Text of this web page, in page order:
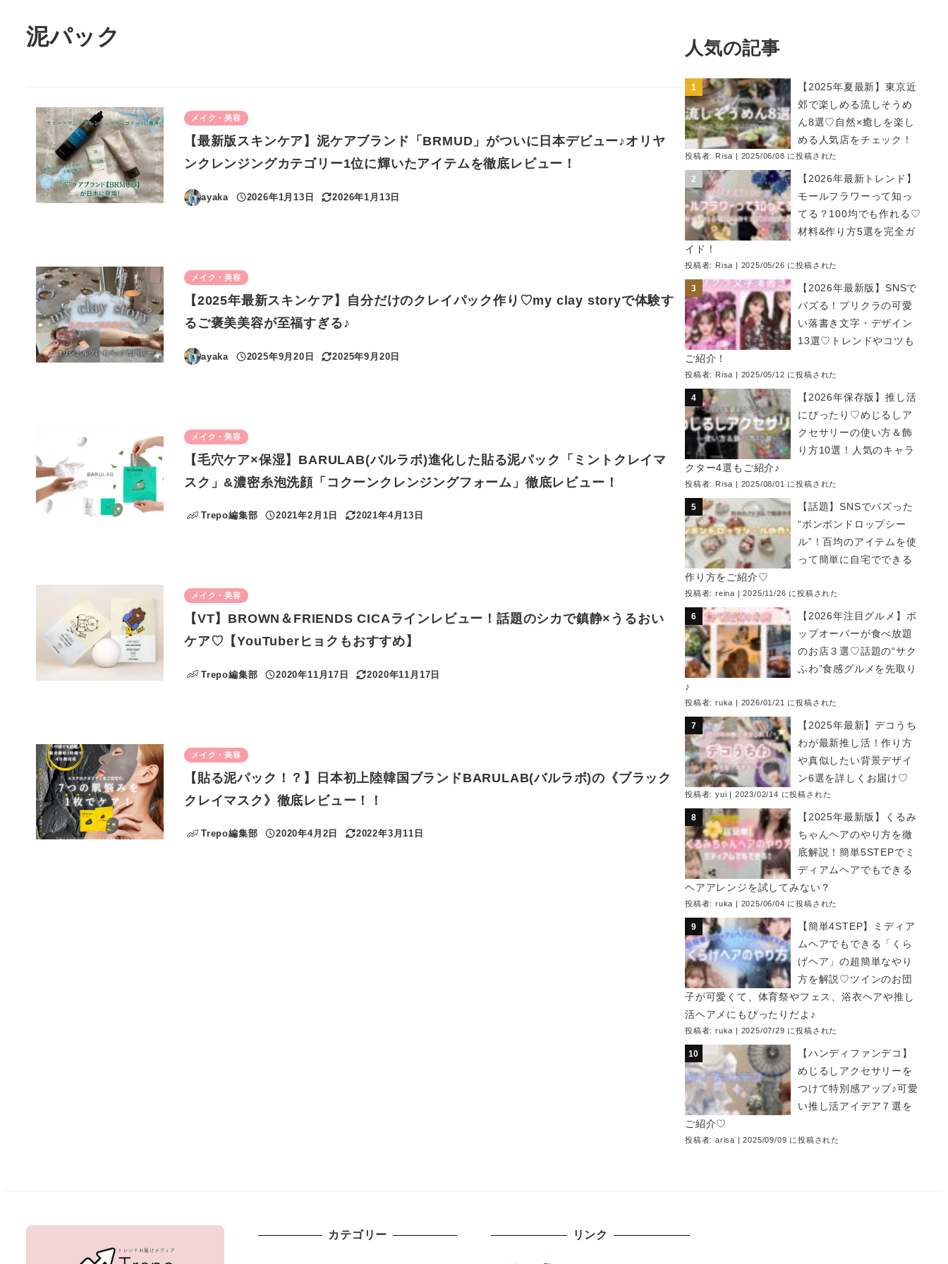
泥パック
メイク・美容
【最新版スキンケア】泥ケアブランド「BRMUD」がついに日本デビュー♪オリヤ
ンクレンジングカテゴリー1位に輝いたアイテムを徹底レビュー！
ayaka
投稿日
2026年1月13日
更新日
2026年1月13日
メイク・美容
【2025年最新スキンケア】自分だけのクレイパック作り♡my clay storyで体験す
るご褒美美容が至福すぎる♪
ayaka
投稿日
2025年9月20日
更新日
2025年9月20日
メイク・美容
【毛穴ケア×保湿】BARULAB(バルラボ)進化した貼る泥パック「ミントクレイマ
スク」&濃密糸泡洗顔「コクーンクレンジングフォーム」徹底レビュー！
Trepo編集部
投稿日
2021年2月1日
更新日
2021年4月13日
メイク・美容
【VT】BROWN＆FRIENDS CICAラインレビュー！話題のシカで鎮静×うるおい
ケア♡【YouTuberヒョクもおすすめ】
Trepo編集部
投稿日
2020年11月17日
更新日
2020年11月17日
メイク・美容
【貼る泥パック！？】日本初上陸韓国ブランドBARULAB(バルラボ)の《ブラック
クレイマスク》徹底レビュー！！
Trepo編集部
投稿日
2020年4月2日
更新日
2022年3月11日
人気の記事
【2025年夏最新】東京近
郊で楽しめる流しそうめ
ん8選♡自然×癒しを楽し
める人気店をチェック！
投稿者: Risa 2025/06/08 に投稿された
【2026年最新トレンド】
モールフラワーって知っ
てる？100均でも作れる♡
材料&作り方5選を完全ガ
イド！
投稿者: Risa 2025/05/26 に投稿された
【2026年最新版】SNSで
バズる！プリクラの可愛
い落書き文字・デザイン
13選♡トレンドやコツも
ご紹介！
投稿者: Risa 2025/05/12 に投稿された
【2026年保存版】推し活
にぴったり♡めじるしア
クセサリーの使い方＆飾
り方10選！人気のキャラ
クター4選もご紹介♪
投稿者: Risa 2025/08/01 に投稿された
【話題】SNSでバズった
“ボンボンドロップシー
ル”！百均のアイテムを使
って簡単に自宅でできる
作り方をご紹介♡
投稿者: reina |2025/11/26 に投稿された
【2026年注目グルメ】ポ
ップオーバーが食べ放題
のお店３選♡話題の“サク
ふわ”食感グルメを先取り
♪
投稿者: ruka 2026/01/21 に投稿された
【2025年最新】デコうち
わが最新推し活！作り方
や真似したい背景デザイ
ン6選を詳しくお届け♡
投稿者: yui 2023/02/14 に投稿された
【2025年最新版】くるみ
ちゃんヘアのやり方を徹
底解説！簡単5STEPでミ
ディアムヘアでもできる
ヘアアレンジを試してみない？
投稿者: ruka 2025/06/04 に投稿された
【簡単4STEP】ミディア
ムヘアでもできる「くら
げヘア」の超簡単なやり
方を解説♡ツインのお団
子が可愛くて、体育祭やフェス、浴衣ヘアや推し
活ヘアメにもぴったりだよ♪
投稿者: ruka 2025/07/29 に投稿された
【ハンディファンデコ】
めじるしアクセサリーを
つけて特別感アップ♪可愛
い推し活アイデア７選を
ご紹介♡
投稿者: arisa |2025/09/09 に投稿された
カテゴリー リンク